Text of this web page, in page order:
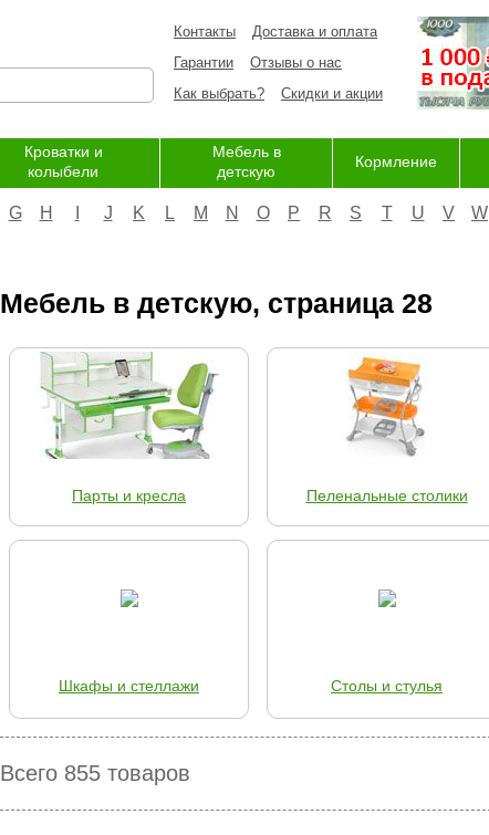
Контакты
Доставка и оплата
Гарантии
Отзывы о нас
Как выбрать?
Скидки и акции
Кроватки и
колыбели
Мебель в
детскую
Кормление
G H J K L M N O P R S T U V W
Мебель в детскую, страница 28
Парты и кресла Пеленальные столики
Шкафы и стеллажи Столы и стулья
Всего 855 товаров